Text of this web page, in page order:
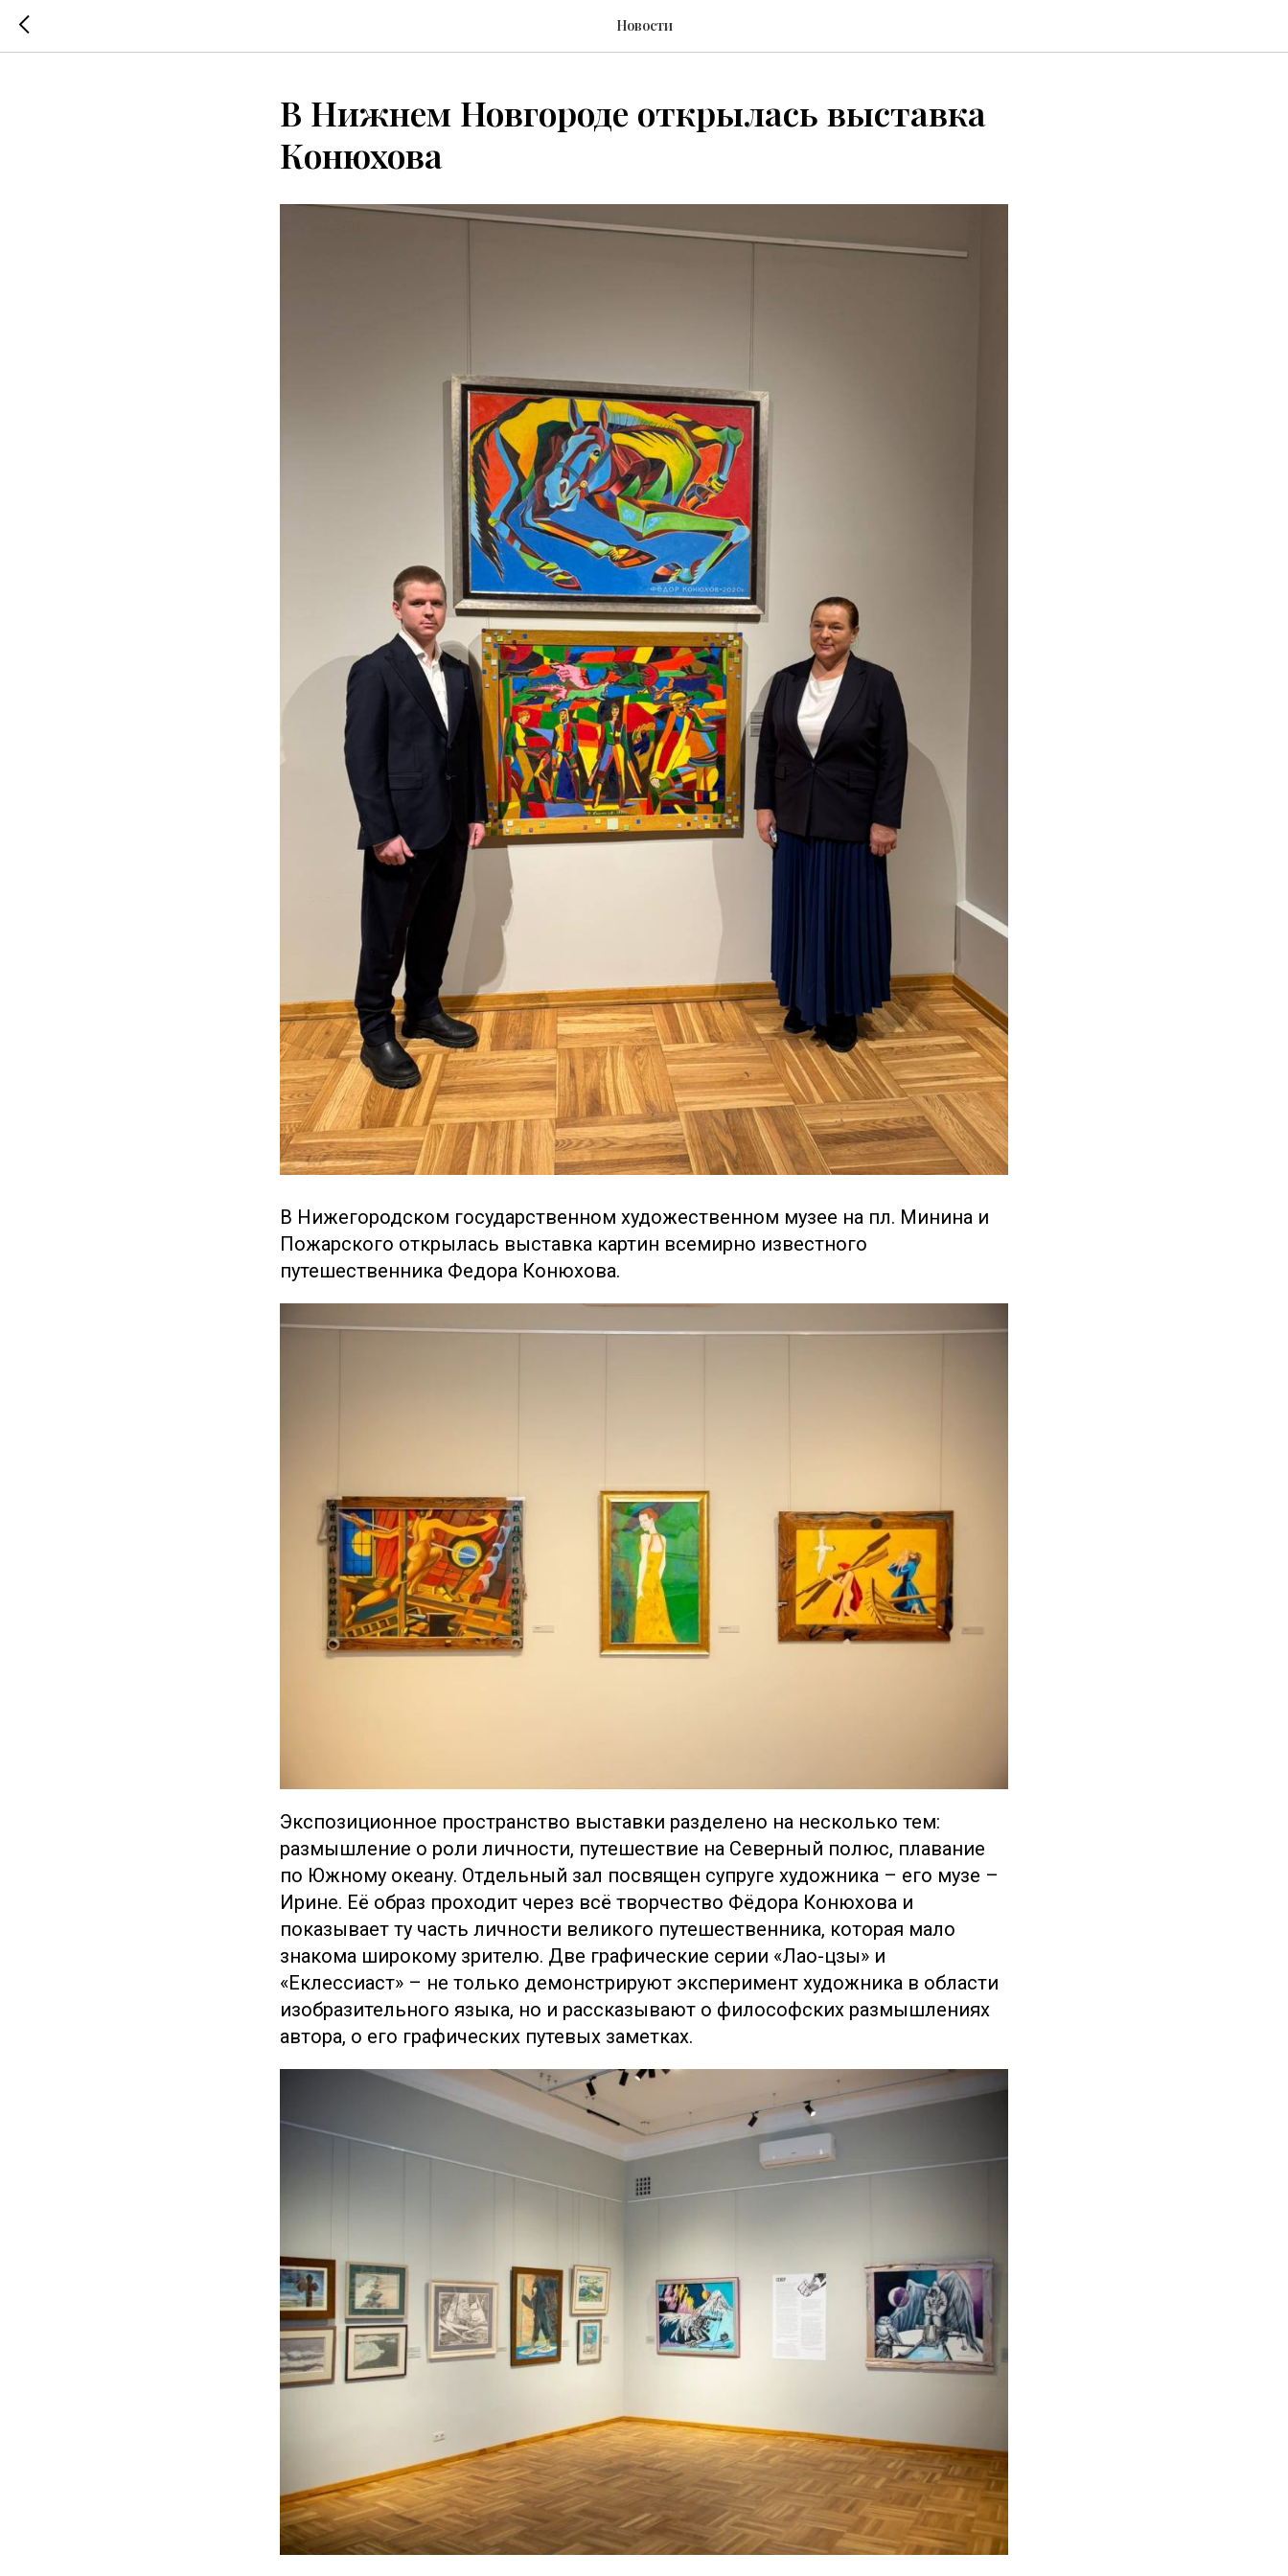
Новости
В Нижнем Новгороде открылась выставка
Конюхова
В Нижегородском государственном художественном музее на пл. Минина и
Пожарского открылась выставка картин всемирно известного
путешественника Федора Конюхова.
Экспозиционное пространство выставки разделено на несколько тем:
размышление о роли личности, путешествие на Северный полюс, плавание
по Южному океану. Отдельный зал посвящен супруге художника – его музе –
Ирине. Её образ проходит через всё творчество Фёдора Конюхова и
показывает ту часть личности великого путешественника, которая мало
знакома широкому зрителю. Две графические серии «Лао-цзы» и
«Еклессиаст» – не только демонстрируют эксперимент художника в области
изобразительного языка, но и рассказывают о философских размышлениях
автора, о его графических путевых заметках.